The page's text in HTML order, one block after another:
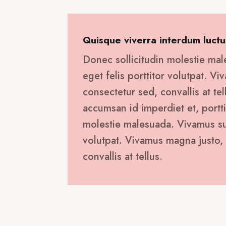
Quisque viverra interdum
Donec sollicitudin molestie
eget felis porttitor volutpat.
consectetur sed, convallis at
accumsan id imperdiet et,
molestie malesuada. Vivamus
volutpat. Vivamus magna
convallis at tellus.